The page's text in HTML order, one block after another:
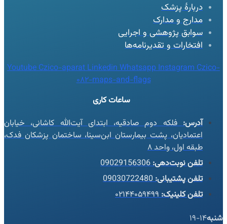
دربارهٔ پزشک
مدارج و مدارک
سوابق پژوهشی و اجرایی
افتخارات و تقدیرنامه‌ها
YoutubeCzico-aparatLinkedinWhatsappInstagramCzico-
082-maps-and-flags
ساعات کاری
آدرس:فلکه دوم صادقیه، ابتدای آیت‌الله کاشانی، خیابان
اعتمادیان، پشت بیمارستان ابن‌سینا، ساختمان پزشکان فدک،
طبقه اول، واحد ۸
تلفن نوبت‌دهی:09029156306
تلفن پشتیبانی:09030722480
تلفن کلینیک:۰۲۱۴۴۰۵۹۴۹۹
شنبه14-19